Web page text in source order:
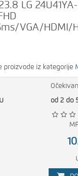
LG
VGA/HDMI/
proizvode iz kategorije
od 2 do